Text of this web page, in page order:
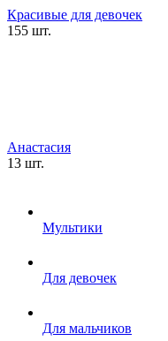
Красивые для девочек
155 шт.
Анастасия
13 шт.
Мультики
Для девочек
Для мальчиков